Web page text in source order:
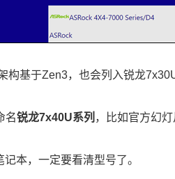
构基于Zen3，也会列入锐龙
名锐龙7x40U系列 ，比如官方幻
本，一定要看清型号了。